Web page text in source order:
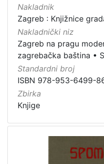
Nakladnik
Zagreb : Knjižnice
Nakladnički niz
Zagreb na pragu
zagrebačka baština •
Standardni broj
ISBN 978-953-6499-
Zbirka
Knjige